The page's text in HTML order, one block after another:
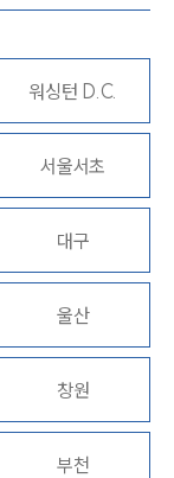
워싱턴 D.C.
서울서초
대구
울산
창원
부천